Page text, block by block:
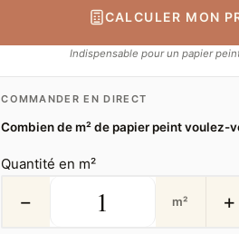
CALCULER MON
Indispensable pour un papier
COMMANDER EN DIRECT
Combien de m² de papier peint voulez-
Quantité en m²
− m² +